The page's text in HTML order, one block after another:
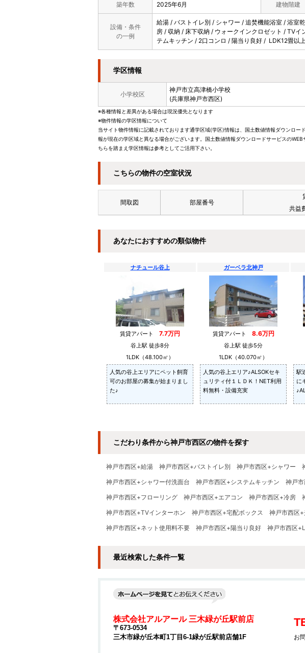
築年数 2025年6月 建物階建
設備・条件
の一例
給湯 / バストイレ別 / シャワー / 追焚機能浴室 / 浴室
房 / 収納 / 床下収納 / ウォークインクロゼット / TV
テムキッチン / 2口コンロ / 陽当り良好 / LDK12畳以
学区情報
小学校区
神戸市立高津橋小学校
(兵庫県神戸市西区)
※各種情報と差異がある場合は現況優先となります
※物件情報の学区情報について
当サイト物件情報に記載されております通学区域(学区)情報は、国土数値情報ダウンロ
報が現在の学区域と異なる場合がございます。国土数値情報ダウンロードサービスの
ちらを踏まえ学区情報は参考としてご活用下さい。
こちらの物件の空室状況
間取図 部屋番号
共益
あなたにおすすめの類似物件
ナチュール谷上
賃貸アパート 7.7万円
谷上駅 徒歩8分
1LDK（48.100㎡）
人気の谷上エリアにペット飼育
可のお部屋の募集が始まりまし
た♪
ガーベラ北神戸
賃貸アパート 8.6万円
谷上駅 徒歩5分
1LDK（40.070㎡）
人気の谷上エリア♪ALSOKセキ
ュリティ付１ＬＤＫ！NET利用
料無料・設備充実
駅
に
こだわり条件から神戸市西区の物件を探す
神戸市西区+給湯 神戸市西区+バストイレ別 神戸市西区+シャワー
神戸市西区+シャワー付洗面台
神戸市西区+システムキッチン 神戸
神戸市西区+フローリング
神戸市西区+エアコン 神戸市西区+冷房
神戸市西区+TVインターホン
神戸市西区+宅配ボックス 神戸市西区
神戸市西区+ネット使用料不要
神戸市西区+陽当り良好 神戸市西区
最近検索した条件一覧
株式会社アルアール 三木緑が丘駅前店
〒673-0534
三木市緑が丘本町1丁目6-1緑が丘駅前店舗1F
お